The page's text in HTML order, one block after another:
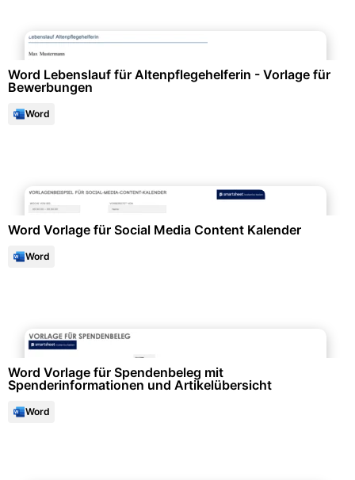
Word Lebenslauf für Altenpflegehelferin - Vorlage für
Bewerbungen
Word
Word Vorlage für Social Media Content Kalender
Word
Word Vorlage für Spendenbeleg mit
Spenderinformationen und Artikelübersicht
Word